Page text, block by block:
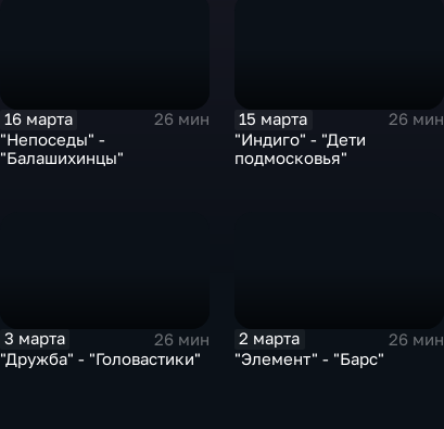
16 марта
26 мин
"Непоседы" -
"Балашихинцы"
15 марта
26 мин
"Индиго" - "Дети
подмосковья"
3 марта
26 мин
"Дружба" - "Головастики"
2 марта
26 мин
"Элемент" - "Барс"